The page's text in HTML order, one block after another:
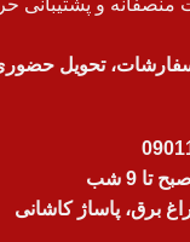
تحویل حضوری
برق، پاساژ کاشانی